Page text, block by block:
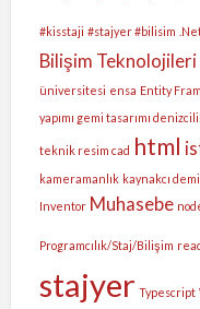
#kisstaji #stajyer #bilisim
Bilişim Teknolojileri
üniversitesi ensa Entity
yapımı gemi tasarımı
teknik resim cad html
kameramanlık kaynakcı
Inventor Muhasebe
Programcılık/Staj/Bilişim
stajyer Typescript